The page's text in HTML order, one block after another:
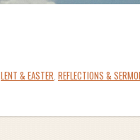
LENT & EASTER, REFLECTIONS &